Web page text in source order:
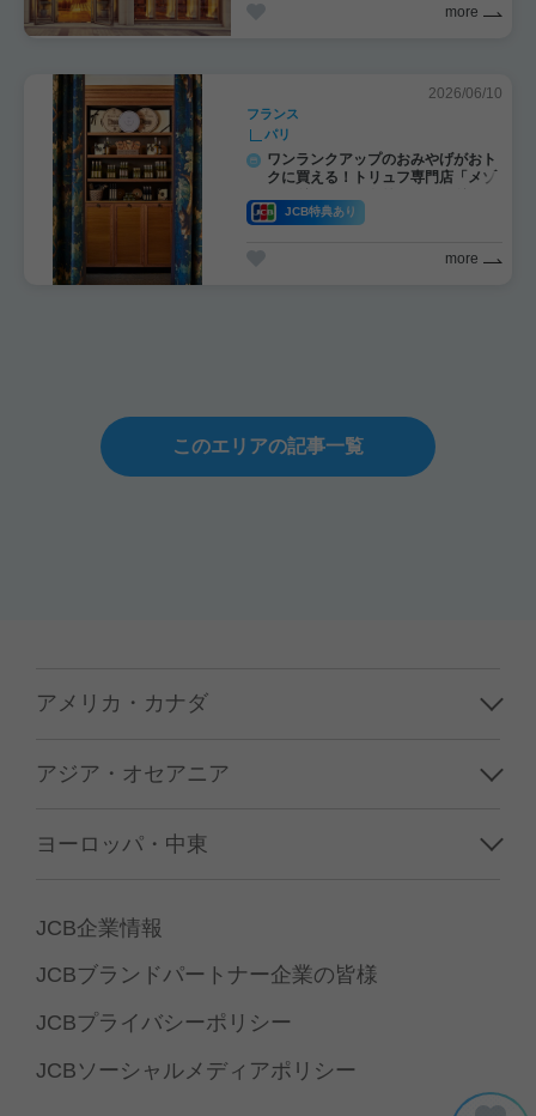
more
2026/06/10
フランス
パリ
ワンランクアップのおみやげがおト
クに買える！トリュフ専門店「メゾ
ヌ」JCB特典あり
more
このエリアの記事一覧
アメリカ・カナダ
ハワイ
アジア・オセアニア
韓国
香港／マカオ
中国
タイ
シンガポール
ヨーロッパ・中東
JCB企業情報
JCBブランドパートナー企業の皆様
JCBプライバシーポリシー
JCBソーシャルメディアポリシー